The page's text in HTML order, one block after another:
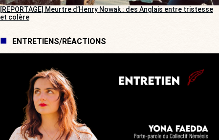
[REPORTAGE] Meurtre d’Henry Nowak : des Anglais entre tristesse
et colère
ENTRETIENS/RÉACTIONS